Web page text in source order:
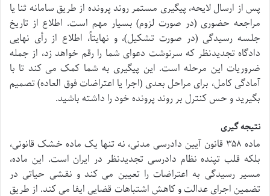
پس از ارسال لایحه، پیگیری مستمر روند پرونده از طریق سامانه ثنا یا
مراجعه حضوری (در صورت لزوم) بسیار مهم است. اطلاع از تاریخ
جلسه رسیدگی (در صورت تشکیل)، و نهایتاً، اطلاع از رأی نهایی
دادگاه تجدیدنظر که سرنوشت دعوای شما را رقم خواهد زد، از جمله
ضروریات این مرحله است. این پیگیری به شما کمک می کند تا با
آمادگی کامل، برای مراحل بعدی (اجرا یا اعتراضات فوق العاده) تصمیم
بگیرید و حس کنترل بر روند پرونده خود را داشته باشید.
نتیجه گیری
ماده ۳۵۸ قانون آیین دادرسی مدنی، نه تنها یک ماده خشک قانونی،
بلکه قلب تپنده نظام دادرسی تجدیدنظر در ایران است. این ماده،
مسیر رسیدگی به اعتراضات را تعیین می کند و نقشی حیاتی در
تضمین اجرای عدالت و کاهش اشتباهات قضایی ایفا می کند. از طریق